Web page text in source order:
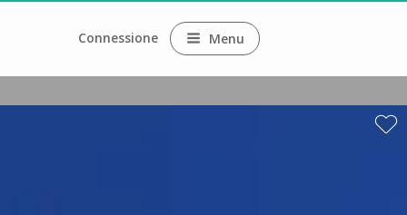
Connessione Menu